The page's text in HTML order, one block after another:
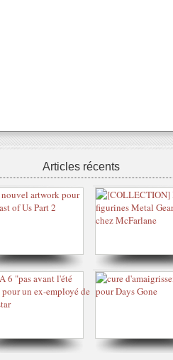
Articles récents